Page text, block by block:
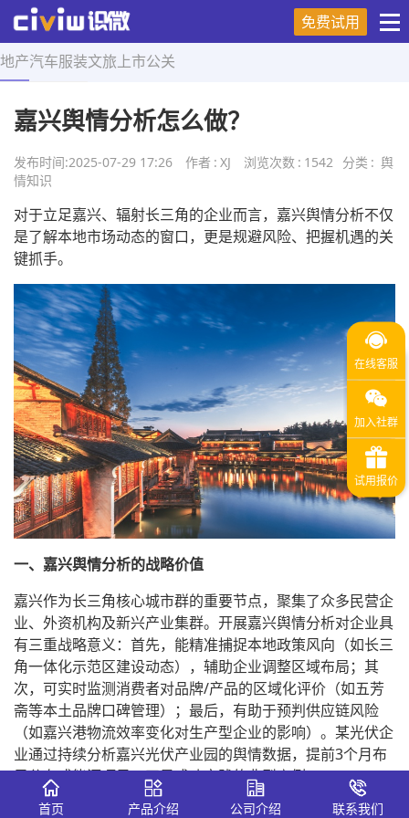
免费试用
地产汽车服装文旅 上市公关
首页 > 舆情知识 > 正文
嘉兴舆情分析怎么做？
发布时间:2025-07-29 17:26 作者 : XJ 浏览次数 : 1542 分类 : 舆
情知识
对于立足嘉兴、辐射长三角的企业而言，嘉兴舆情分析不仅
是了解本地市场动态的窗口，更是规避风险、把握机遇的关
键抓手。
一、嘉兴舆情分析的战略价值
嘉兴作为长三角核心城市群的重要节点，聚集了众多民营企
业、外资机构及新兴产业集群。开展嘉兴舆情分析对企业具
有三重战略意义：首先，能精准捕捉本地政策风向（如长三
角一体化示范区建设动态），辅助企业调整区域布局；其
次，可实时监测消费者对品牌/产品的区域化评价（如五芳
斋等本土品牌口碑管理）；最后，有助于预判供应链风险
（如嘉兴港物流效率变化对生产型企业的影响）。某光伏企
业通过持续分析嘉兴光伏产业园的舆情数据，提前3个月布
局分布式能源项目，正是成功实践的典型案例。
二、嘉兴舆情分析的实施路径
首页 产品介绍 公司介绍 联系我们